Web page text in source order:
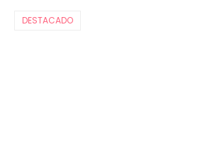
DESTACADO